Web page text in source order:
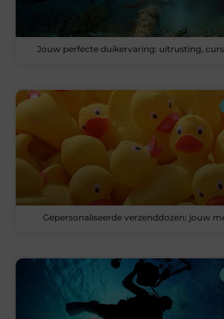
Jouw perfecte duikervaring: uitrusting,
Gepersonaliseerde verzenddozen: jouw